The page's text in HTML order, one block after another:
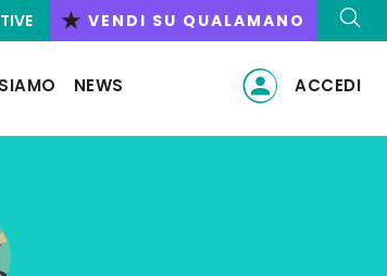
★ VENDI SU QUALAMANO
NEWS ACCEDI